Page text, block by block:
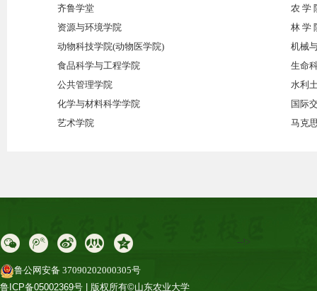
齐鲁学堂
农 学
资源与环境学院
林 学
动物科技学院(动物医学院)
机械
食品科学与工程学院
生命
公共管理学院
水利
化学与材料科学学院
国际
艺术学院
马克
鲁公网安备 37090202000305号
鲁ICP备05002369号 | 版权所有©山东农业大学
--!>